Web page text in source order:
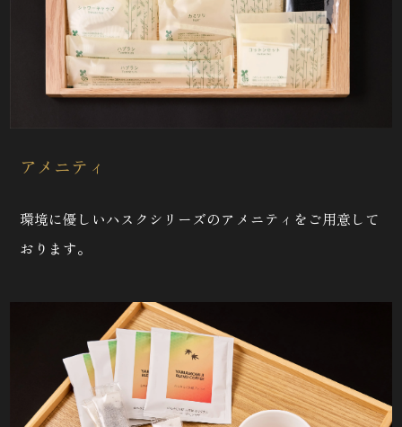
アメニティ
環境に優しいハスクシリーズのアメニティをご用意して
おります。